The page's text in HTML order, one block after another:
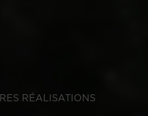
RÉALISATIONS